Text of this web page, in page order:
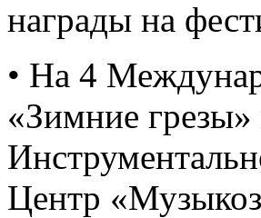
награды на
• На 4
«Зимние
Центр